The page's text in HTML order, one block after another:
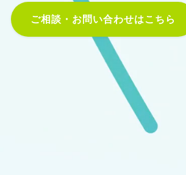
ご相談・お問い合わせはこちら